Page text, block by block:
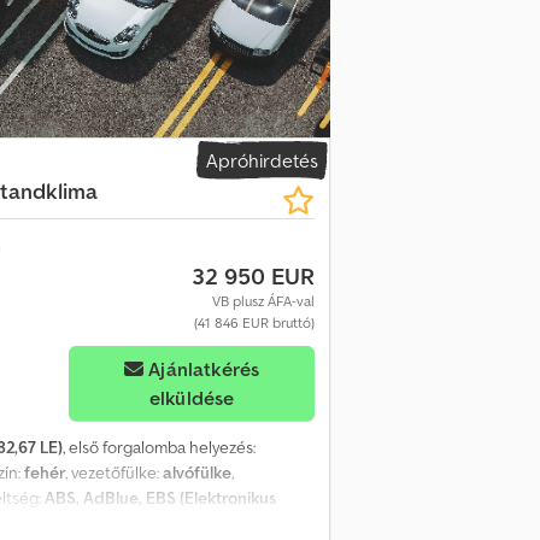
targoncával felár ellenében * FBL
Cap vezetőfülke * Tetőablakok *
* 900 L alumínium
* Tolóponyva * Mechanikus
gumiabroncsok * 3. tengely kormányzott
Apróhirdetés
32 950 EUR
VB plusz ÁFA-val
(41 846 EUR bruttó)
Ajánlatkérés
elküldése
LE), első forgalomba helyezés:
fehér, vezetőfülke:alvófülke,
ABS, AdBlue, EBS (Elektronikus
koromszűrő, ködlámpák, központi zár,